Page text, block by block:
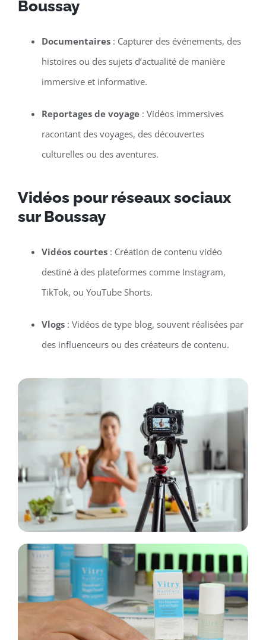
Boussay
Documentaires: Capturer des événements, des
histoires ou des sujets d’actualité de manière
immersive et informative.
Reportages de voyage: Vidéos immersives
racontant des voyages, des découvertes
culturelles ou des aventures.
Vidéos pour réseaux sociaux
sur Boussay
Vidéos courtes: Création de contenu vidéo
destiné à des plateformes comme Instagram,
TikTok, ou YouTube Shorts.
Vlogs: Vidéos de type blog, souvent réalisées par
des influenceurs ou des créateurs de contenu.